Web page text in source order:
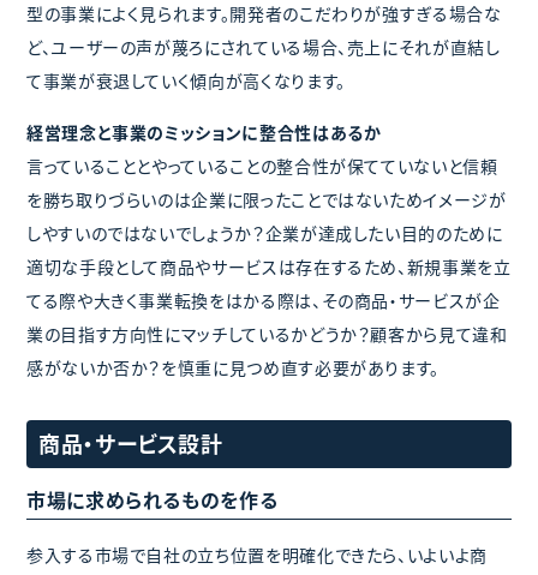
型の事業によく見られます。開発者のこだわりが強すぎる場合な
ど、ユーザーの声が蔑ろにされている場合、売上にそれが直結し
て事業が衰退していく傾向が高くなります。
経営理念と事業のミッションに整合性はあるか
言っていることとやっていることの整合性が保てていないと信頼
を勝ち取りづらいのは企業に限ったことではないためイメージが
しやすいのではないでしょうか？企業が達成したい目的のために
適切な手段として商品やサービスは存在するため、新規事業を立
てる際や大きく事業転換をはかる際は、その商品・サービスが企
業の目指す方向性にマッチしているかどうか？顧客から見て違和
感がないか否か？を慎重に見つめ直す必要があります。
商品・サービス設計
市場に求められるものを作る
参入する市場で自社の立ち位置を明確化できたら、いよいよ商